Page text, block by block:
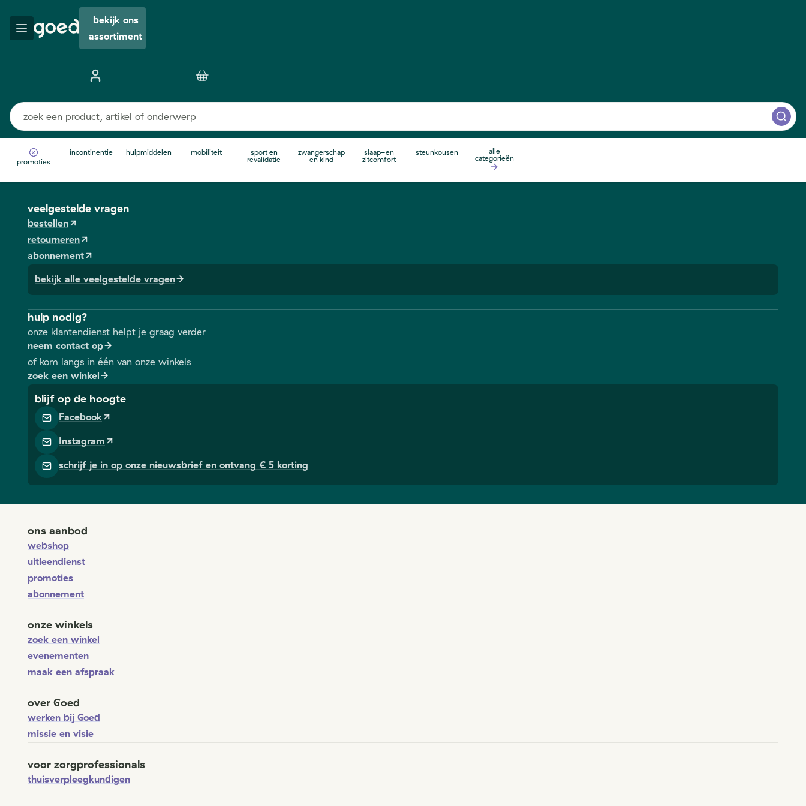
bekijk ons
assortiment
promoties
incontinentie hulpmiddelen mobiliteit
sport en
revalidatie
zwangerschap
en kind
slaap-en
zitcomfort
steunkousen
alle
categorieën
veelgestelde vragen
bestellen
retourneren
abonnement
bekijk alle veelgestelde vragen
hulp nodig?
onze klantendienst helpt je graag verder
neem contact op
of kom langs in één van onze winkels
zoek een winkel
blijf op de hoogte
Facebook
Instagram
schrijf je in op onze nieuwsbrief en ontvang € 5 korting
ons aanbod
webshop
uitleendienst
promoties
abonnement
onze winkels
zoek een winkel
evenementen
maak een afspraak
over Goed
werken bij Goed
missie en visie
voor zorgprofessionals
thuisverpleegkundigen